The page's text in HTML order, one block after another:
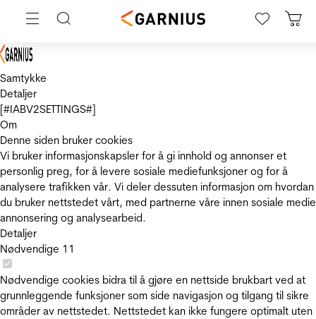
Samtykke
Detaljer
[#IABV2SETTINGS#]
Om
Denne siden bruker cookies
Vi bruker informasjonskapsler for å gi innhold og annonser et
personlig preg, for å levere sosiale mediefunksjoner og for å
analysere trafikken vår. Vi deler dessuten informasjon om hvordan
du bruker nettstedet vårt, med partnerne våre innen sosiale
annonsering og analysearbeid.
Detaljer
Nødvendige 11
Nødvendige cookies bidra til å gjøre en nettside brukbart ved at
grunnleggende funksjoner som side navigasjon og tilgang til sikre
områder av nettstedet. Nettstedet kan ikke fungere optimalt uten